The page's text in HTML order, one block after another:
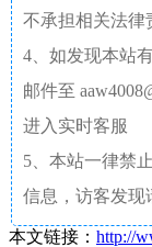
不承担相关法律
4、如发现本站
邮件至
进入实时客服
5、本站一律禁
信息，访客发现
本文链接： http://